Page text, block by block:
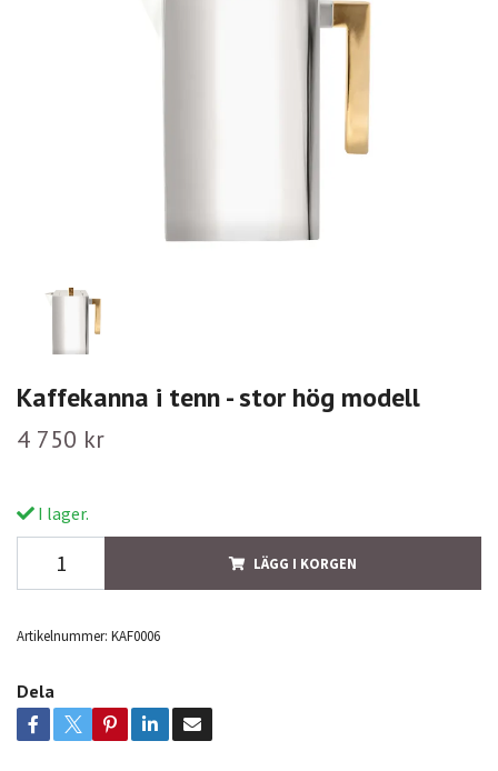
Kaffekanna i tenn - stor hög modell
4 750 kr
I lager.
LÄGG I KORGEN
Artikelnummer: KAF0006
Dela